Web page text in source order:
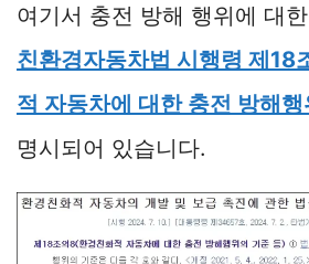
여기서 충전 방해 행위에 대
친환경자동차법 시행령 제18
적 자동차에 대한 충전 방해
명시되어 있습니다.